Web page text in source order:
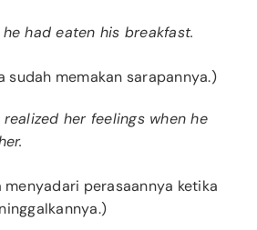
had eaten his breakfast.
sudah memakan sarapannya.)
her feelings when he
menyadari perasaannya ketika